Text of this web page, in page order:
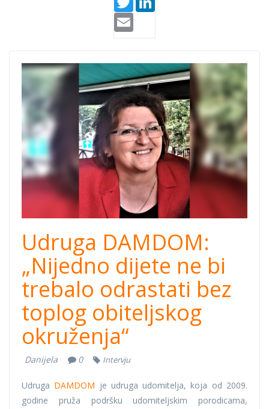
blog cover.png
Udruga DAMDOM:
„Nijedno dijete ne bi
trebalo odrastati bez
toplog obiteljskog
okruženja“
Danijela 0 Intervju
Udruga DAMDOM je udruga udomitelja, koja od 2009.
godine pruža podršku udomiteljskim porodicama,